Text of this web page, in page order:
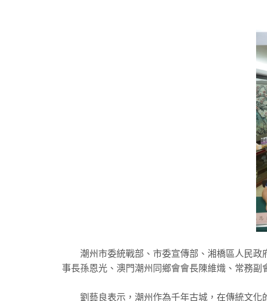
潮州市委統戰部、市委宣傳部、湘橋區人民
事長孫恩光、澳門潮州同鄉會會長陳維熾、常務
劉藝良表示，潮州作為千年古城，在傳統文